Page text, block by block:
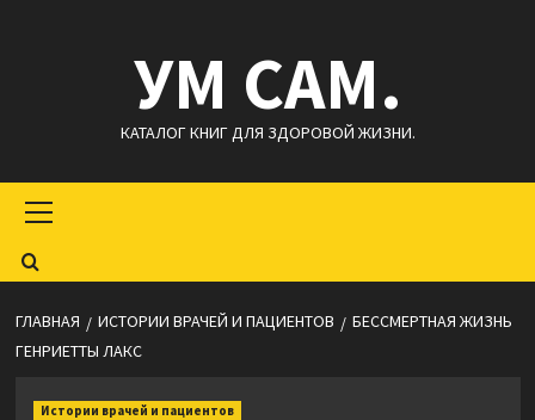
УМ САМ.
КАТАЛОГ КНИГ ДЛЯ ЗДОРОВОЙ ЖИЗНИ.
меню
ГЛАВНАЯ ИСТОРИИ ВРАЧЕЙ И ПАЦИЕНТОВ
БЕССМЕРТНАЯ ЖИЗНЬ
ГЕНРИЕТТЫ ЛАКС
Истории врачей и пациентов